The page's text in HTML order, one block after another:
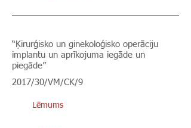
“Ķirurģisko un ginekoloģisko operāciju
implantu un aprīkojuma iegāde un
piegāde”
2017/30/VM/CK/9
Lēmums